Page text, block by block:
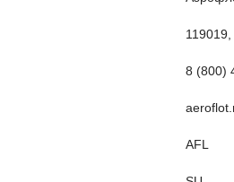
8 (800)
AFL